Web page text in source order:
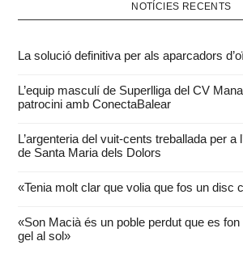
NOTÍCIES RECENTS
La solució definitiva per als aparcadors
L’equip masculí de Superlliga del CV
patrocini amb ConectaBalear
L’argenteria del vuit-cents treballada per a
de Santa Maria dels Dolors
«Tenia molt clar que volia que fos un disc
«Son Macià és un poble perdut que es
gel al sol»